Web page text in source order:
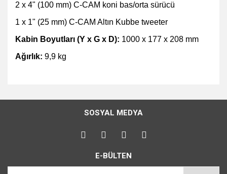
2 x 4" (100 mm) C-CAM koni bas/orta sürücü
1 x 1" (25 mm) C-CAM Altın Kubbe tweeter
Kabin Boyutları (Y x G x D): 1000 x 177 x 208 mm
Ağırlık: 9,9 kg
konularda yetersiz gördüğünüz noktaları öneri formunu
kullanarak tarafımıza iletebilirsiniz.
Görüş ve önerileriniz için teşekkür ederiz.
Ürün açıklamasında eksik bilgiler bulunuyor.
SOSYAL MEDYA
E-BÜLTEN